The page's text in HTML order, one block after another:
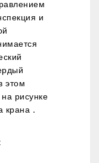
и
этом
рисунке
．